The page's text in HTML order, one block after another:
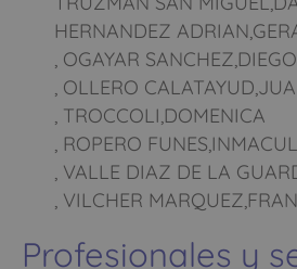
HERNANDEZ
, OGAYAR
, OLLERO
, TROCCOLI,DOMENICA
, ROPERO
, VALLE DIAZ DE LA
, VILCHER
Profesionales y